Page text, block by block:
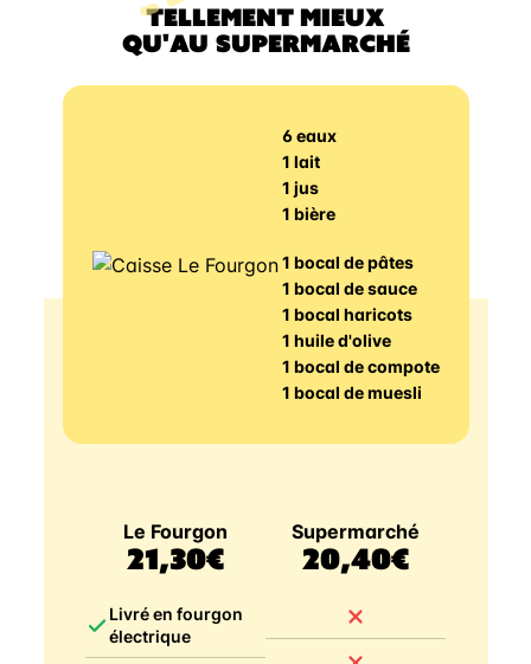
TELLEMENT MIEUX
QU'AU SUPERMARCHÉ
6 eaux
1 lait
1 jus
1 bière
1 bocal de pâtes
1 bocal de sauce
1 bocal haricots
1 huile d'olive
1 bocal de compote
1 bocal de muesli
Le Fourgon
21,30€
Livré en fourgon
électrique
Supermarché
20,40€